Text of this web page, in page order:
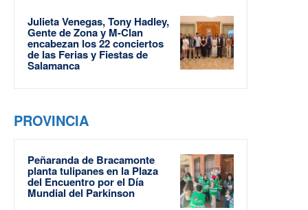
Julieta Venegas, Tony Hadley,
Gente de Zona y M-Clan
encabezan los 22 conciertos
de las Ferias y Fiestas de
Salamanca
PROVINCIA
Peñaranda de Bracamonte
planta tulipanes en la Plaza
del Encuentro por el Día
Mundial del Parkinson